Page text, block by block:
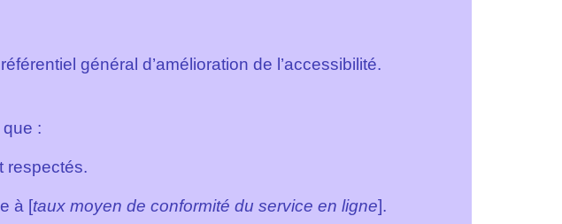
général d’amélioration de l’accessibilité.
:
respectés.
à [taux moyen de conformité du service en ligne].